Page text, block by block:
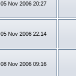
05 Nov 2006 20:27
05 Nov 2006 22:14
08 Nov 2006 09:16